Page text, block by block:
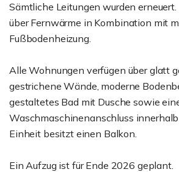
Sämtliche Leitungen wurden
über Fernwärme in Kombination mit
Fußbodenheizung.
Alle Wohnungen verfügen über glatt
gestrichene Wände, moderne
gestaltetes Bad mit Dusche sowie
Waschmaschinenanschluss
Einheit besitzt einen Balkon.
Ein Aufzug ist für Ende 2026 geplant.